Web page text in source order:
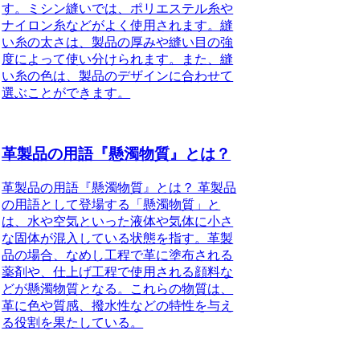
す。ミシン縫いでは、ポリエステル糸や
ナイロン糸などがよく使用されます。縫
い糸の太さは、製品の厚みや縫い目の強
度によって使い分けられます。また、縫
い糸の色は、製品のデザインに合わせて
選ぶことができます。
革製品の用語『懸濁物質』とは？
革製品の用語『懸濁物質』とは？ 革製品
の用語として登場する「懸濁物質」と
は、水や空気といった液体や気体に小さ
な固体が混入している状態を指す。革製
品の場合、なめし工程で革に塗布される
薬剤や、仕上げ工程で使用される顔料な
どが懸濁物質となる。これらの物質は、
革に色や質感、撥水性などの特性を与え
る役割を果たしている。